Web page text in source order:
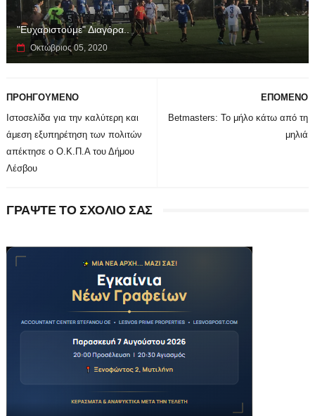
"Ευχαριστούμε" Διαγόρα..
Οκτώβριος 05, 2020
ΕΠΟΜΕΝΟ
Betmasters: Το μήλο κάτω από τη
μηλιά
ΠΡΟΗΓΟΥΜΕΝΟ
Ιστοσελίδα για την καλύτερη και
άμεση εξυπηρέτηση των πολιτών
απέκτησε ο Ο.Κ.Π.Α του Δήμου
Λέσβου
ΓΡΑΨΤΕ ΤΟ ΣΧΟΛΙΟ ΣΑΣ